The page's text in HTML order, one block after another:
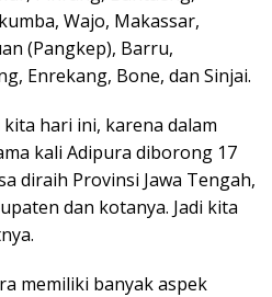
Wajo, Makassar,
(Pangkep), Barru,
Enrekang, Bone, dan Sinjai.
hari ini, karena dalam
kali Adipura diborong 17
diraih Provinsi Jawa Tengah,
dan kotanya. Jadi kita
memiliki banyak aspek